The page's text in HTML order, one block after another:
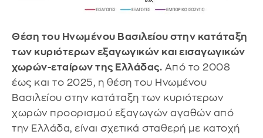
Θέση του Ηνωμένου Βασιλείου στην κατάταξη
των κυριότερων εξαγωγικών και εισαγωγικών
χωρών-εταίρων της Ελλάδας. Από το 2008
έως και το 2025, η θέση του Ηνωμένου
Βασιλείου στην κατάταξη των κυριότερων
χωρών προορισμού εξαγωγών αγαθών από
την Ελλάδα, είναι σχετικά σταθερή με κατοχή